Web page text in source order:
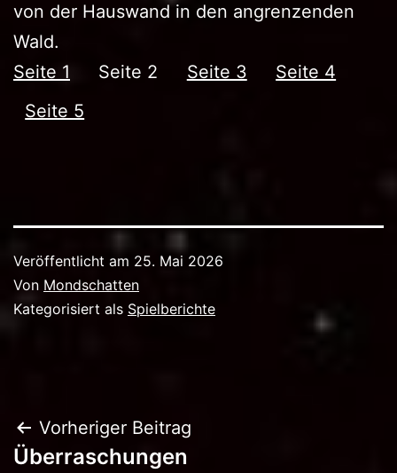
von der Hauswand in den angrenzenden
Wald.
Seite 1
Seite 2 Seite 3
Seite 4
Seite 5
Veröffentlicht am 25. Mai 2026
Von Mondschatten
Kategorisiert als Spielberichte
Beitragsnavigation
Vorheriger Beitrag
Überraschungen